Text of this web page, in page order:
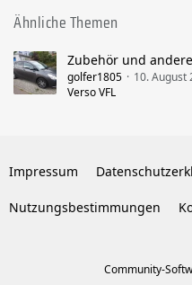
Ähnliche Themen
Zubehör und
golfer1805
10. August
Verso VFL
Impressum
Nutzungsbestimmungen
Community-